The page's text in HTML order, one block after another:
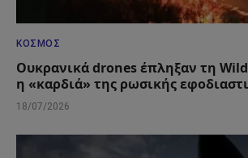
ΚΌΣΜΟΣ
Ουκρανικά drones έπληξαν τη
η «καρδιά» της ρωσικής
18/07/2026